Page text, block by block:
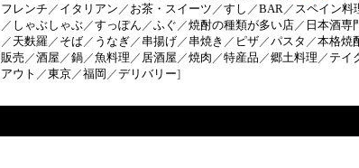
フレンチ ／ イタリアン ／ お茶・スイーツ ／すし ／BAR／ スペイン料
／ しゃぶしゃぶ／すっぽん ／ふぐ ／焼酎の種類が多い店／ 日本酒専
／ 天麩羅／ そば／ うなぎ／ 串揚げ／ 串焼き ／ ピザ／パスタ ／本格焼
販売 ／酒屋 ／鍋／魚料理 ／ 居酒屋 ／焼肉 ／特産品 ／郷土料理 ／ テイ
アウト ／東京／福岡 ／デリバリー]